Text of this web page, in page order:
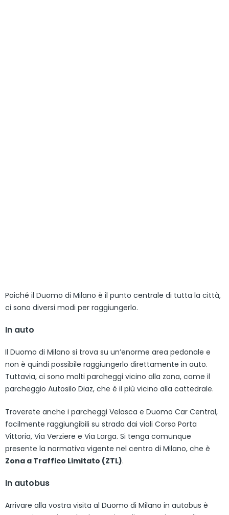
Poiché il Duomo di Milano è il punto centrale di tutta la città,
ci sono diversi modi per raggiungerlo.
In auto
Il Duomo di Milano si trova su un’enorme area pedonale e
non è quindi possibile raggiungerlo direttamente in auto.
Tuttavia, ci sono molti parcheggi vicino alla zona, come il
parcheggio Autosilo Diaz, che è il più vicino alla cattedrale.
Troverete anche i parcheggi Velasca e Duomo Car Central,
facilmente raggiungibili su strada dai viali Corso Porta
Vittoria, Via Verziere e Via Larga. Si tenga comunque
presente la normativa vigente nel centro di Milano, che è
Zona a Traffico Limitato (ZTL).
In autobus
Arrivare alla vostra visita al Duomo di Milano in autobus è